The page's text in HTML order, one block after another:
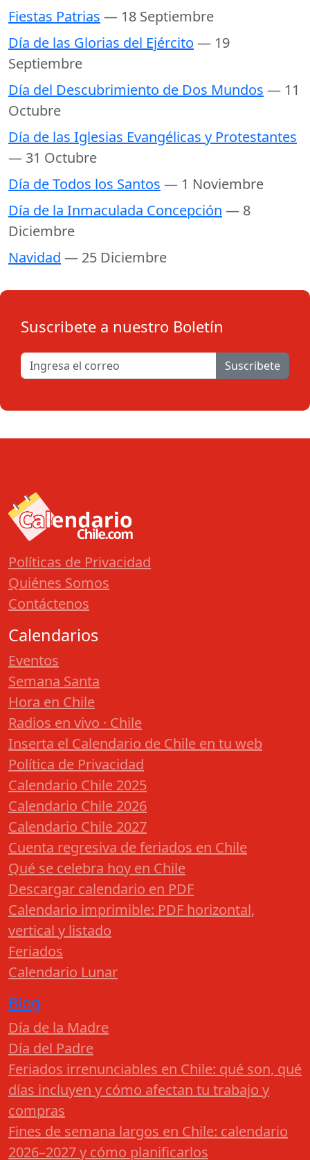
Fiestas Patrias — 18 Septiembre
Día de las Glorias del Ejército — 19
Septiembre
Día del Descubrimiento de Dos Mundos — 11
Octubre
Día de las Iglesias Evangélicas y Protestantes
— 31 Octubre
Día de Todos los Santos — 1 Noviembre
Día de la Inmaculada Concepción — 8
Diciembre
Navidad — 25 Diciembre
Suscribete a nuestro Boletín
Suscribete
Políticas de Privacidad
Quiénes Somos
Contáctenos
Calendarios
Eventos
Semana Santa
Hora en Chile
Radios en vivo · Chile
Inserta el Calendario de Chile en tu web
Política de Privacidad
Calendario Chile 2025
Calendario Chile 2026
Calendario Chile 2027
Cuenta regresiva de feriados en Chile
Qué se celebra hoy en Chile
Descargar calendario en PDF
Calendario imprimible: PDF horizontal,
vertical y listado
Feriados
Calendario Lunar
Blog
Día de la Madre
Día del Padre
Feriados irrenunciables en Chile: qué son, qué
días incluyen y cómo afectan tu trabajo y
compras
Fines de semana largos en Chile: calendario
2026–2027 y cómo planificarlos